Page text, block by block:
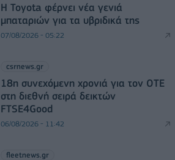
Η Toyota φέρνει νέα γενιά
μπαταριών για τα υβριδικά της
07/08/2026 - 05:22
csrnews.gr
18η συνεχόμενη χρονιά για τον ΟΤΕ
στη διεθνή σειρά δεικτών
FTSE4Good
06/08/2026 - 11:42
fleetnews.gr